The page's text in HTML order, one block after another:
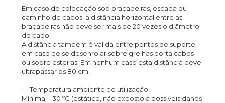
Em caso de colocação sob braçadeiras, escada ou
caminho de cabos, a distância horizontal entre as
braçadeiras não deve ser mais de 20 vezes o diâmetro
do cabo.
A distância também é válida entre pontos de suporte
em caso de se desenrolar sobre grelhas porta cabos
ou sobre esteiras. Em nenhum caso esta distância deve
ultrapassar os 80 cm.
— Temperatura ambiente de utilização:
Mínima: - 30 ºC (estático, não exposto a possíveis danos